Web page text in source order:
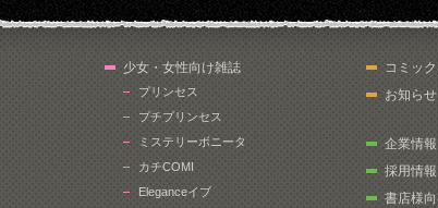
少女・女性向け雑誌
プリンセス
プチプリンセス
ミステリーボニータ
カチCOMI
Eleganceイブ
コミッ
お知らせ
企業情報
採用情報
書店様